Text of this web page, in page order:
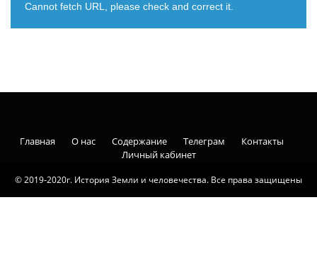
Cannot fetch URL, please check and correct it.
© 2019-2020г. История Земли и человечества. Все права защищены
Главная О нас Содержание Телеграм
Контакты
Личный кабинет